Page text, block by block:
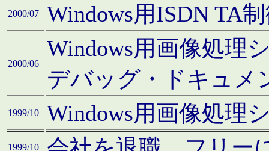
2000/07 Windows用ISDN TA
2000/06
Windows用画像処理
デバッグ・ドキュメ
1999/10 Windows用画像処理
1999/10